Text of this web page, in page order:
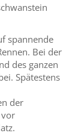
spannende
Bei der
des ganzen
Spätestens
der